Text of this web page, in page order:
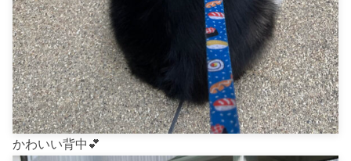
かわいい背中💕